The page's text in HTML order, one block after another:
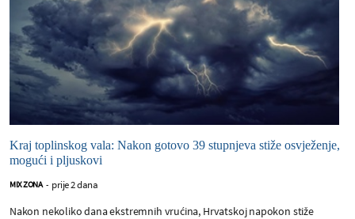
Kraj toplinskog vala: Nakon gotovo 39 stupnjeva stiže osvježenje,
mogući i pljuskovi
MIX ZONA - prije 2 dana
Nakon nekoliko dana ekstremnih vrućina, Hrvatskoj napokon stiže